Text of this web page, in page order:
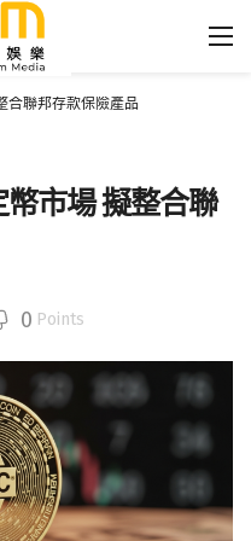
合聯邦存款保險產品
市場 擬整合聯
0 Points